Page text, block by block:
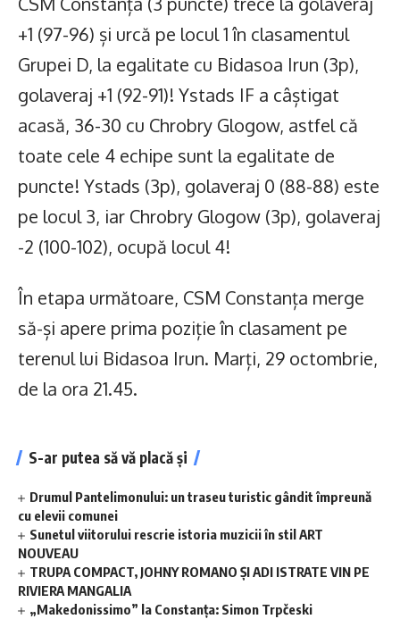
+1 (97-96) și urcă pe locul 1 în clasamentul
Grupei D, la egalitate cu Bidasoa Irun (3p),
golaveraj +1 (92-91)! Ystads IF a câștigat
acasă, 36-30 cu Chrobry Glogow, astfel că
toate cele 4 echipe sunt la egalitate de
puncte! Ystads (3p), golaveraj 0 (88-88) este
pe locul 3, iar Chrobry Glogow (3p), golaveraj
-2 (100-102), ocupă locul 4!
În etapa următoare, CSM Constanța merge
să-și apere prima poziție în clasament pe
terenul lui Bidasoa Irun. Marți, 29 octombrie,
de la ora 21.45.
S-ar putea să vă placă și
Drumul Pantelimonului: un traseu turistic gândit împreună
cu elevii comunei
Sunetul viitorului rescrie istoria muzicii în stil ART
NOUVEAU
TRUPA COMPACT, JOHNY ROMANO ȘI ADI ISTRATE VIN PE
RIVIERA MANGALIA
„Makedonissimo” la Constanța: Simon Trpčeski